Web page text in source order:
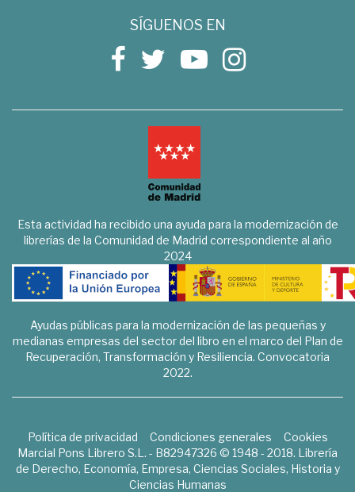
SÍGUENOS EN
Esta actividad ha recibido una ayuda para la modernización de
librerías de la Comunidad de Madrid correspondiente al año
2024
Ayudas públicas para la modernización de las pequeñas y
medianas empresas del sector del libro en el marco del Plan de
Recuperación, Transformación y Resiliencia. Convocatoria
2022.
Política de privacidad Condiciones generales
Cookies
Marcial Pons Librero S.L. - B82947326 © 1948 - 2018. Librería
de Derecho, Economía, Empresa, Ciencias Sociales, Historia y
Ciencias Humanas